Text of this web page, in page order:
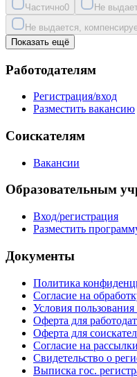
Частично0 Не
Не выдается,
Показать ещё
Работодателям
Регистрация/вход
Разместить вакансию
Соискателям
Вакансии
Образовательным
Вход/регистрация
Разместить
Документы
Политика
Согласие на
Условия
Оферта для
Оферта для
Согласие на рассылки
Свидетельство о
Выписка гос.